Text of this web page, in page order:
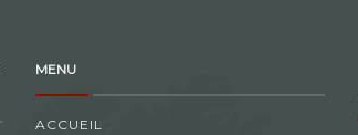
MENU
ACCUEIL